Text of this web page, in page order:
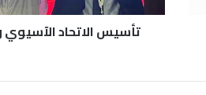
تأسيس الاتحاد